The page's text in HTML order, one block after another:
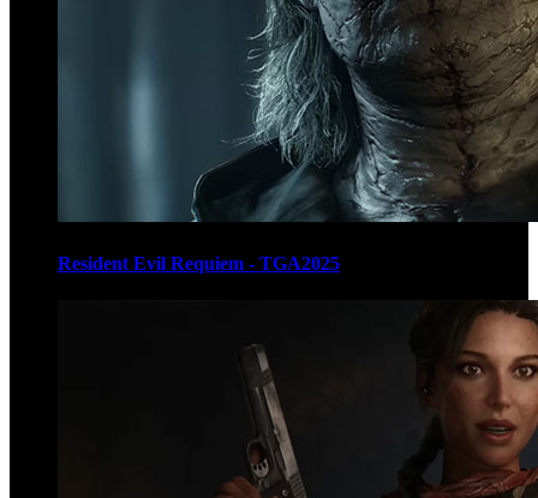
Resident Evil Requiem - TGA2025